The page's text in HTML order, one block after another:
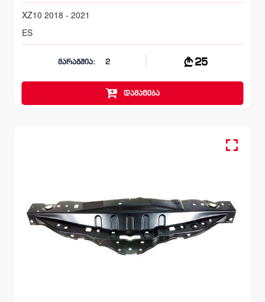
XZ10 2018 - 2021
ES
მარაგშია: 2 25
დამატება